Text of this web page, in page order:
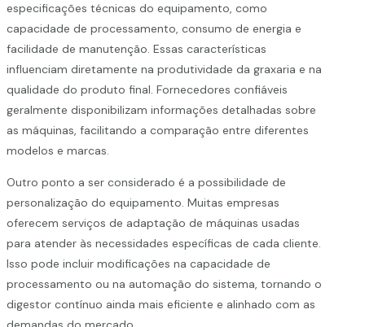
especificações técnicas do equipamento, como
capacidade de processamento, consumo de energia e
facilidade de manutenção. Essas características
influenciam diretamente na produtividade da graxaria e na
qualidade do produto final. Fornecedores confiáveis
geralmente disponibilizam informações detalhadas sobre
as máquinas, facilitando a comparação entre diferentes
modelos e marcas.
Outro ponto a ser considerado é a possibilidade de
personalização do equipamento. Muitas empresas
oferecem serviços de adaptação de máquinas usadas
para atender às necessidades específicas de cada cliente.
Isso pode incluir modificações na capacidade de
processamento ou na automação do sistema, tornando o
digestor contínuo ainda mais eficiente e alinhado com as